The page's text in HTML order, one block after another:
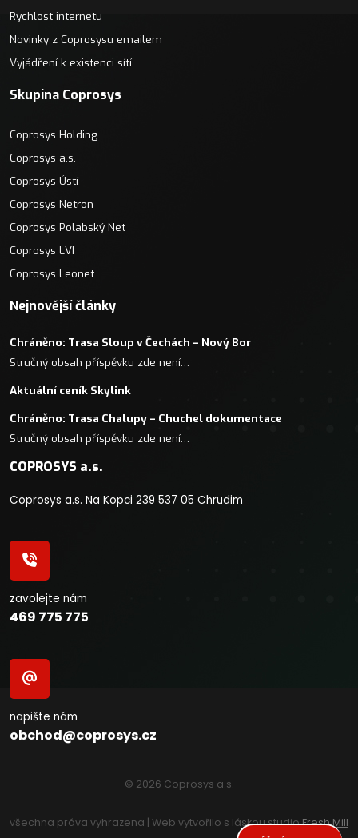
Rychlost internetu
Novinky z Coprosysu emailem
Vyjádření k existenci sítí
Skupina Coprosys
Coprosys Holding
Coprosys a.s.
Coprosys Ústí
Coprosys Netron
Coprosys Polabský Net
Coprosys LVI
Coprosys Leonet
Nejnovější články
Chráněno: Trasa Sloup v Čechách – Nový Bor
Stručný obsah příspěvku zde není…
Aktuální ceník Skylink
Chráněno: Trasa Chalupy – Chuchel dokumentace
Stručný obsah příspěvku zde není…
COPROSYS a.s.
Coprosys a.s. Na Kopci 239 537 05 Chrudim
zavolejte nám
469 775 775
napište nám
obchod@coprosys.cz
© 2026 Coprosys a.s.
všechna práva vyhrazena | Web vytvořilo s láskou studioFresh Mill